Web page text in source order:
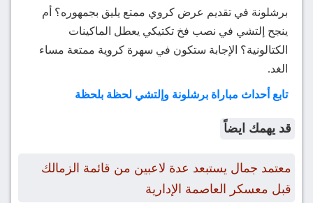
برشلونة في تقديم عرض كروي ممتع يليق بجمهوره؟ أم
ينجح إلتشي في نصب فخ تكتيكي يعطل الماكينات
الكتالونية؟ الإجابة ستكون في سهرة كروية ممتعة مساء
الغد.
تابع أحداث مباراة برشلونة وإلتشي لحظة بلحظة
قد يهمك ايضاً
معتمد جمال يستبعد عدة لاعبين من قائمة الزمالك
قبل معسكر العاصمة الإدارية